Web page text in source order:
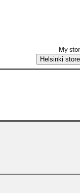
My
Helsinki store